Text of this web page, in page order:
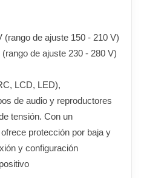
(rango de ajuste 150 - 210 V)
de ajuste 230 - 280 V)
LCD, LED),
de audio y reproductores
tensión. Con un
protección por baja y
y configuración